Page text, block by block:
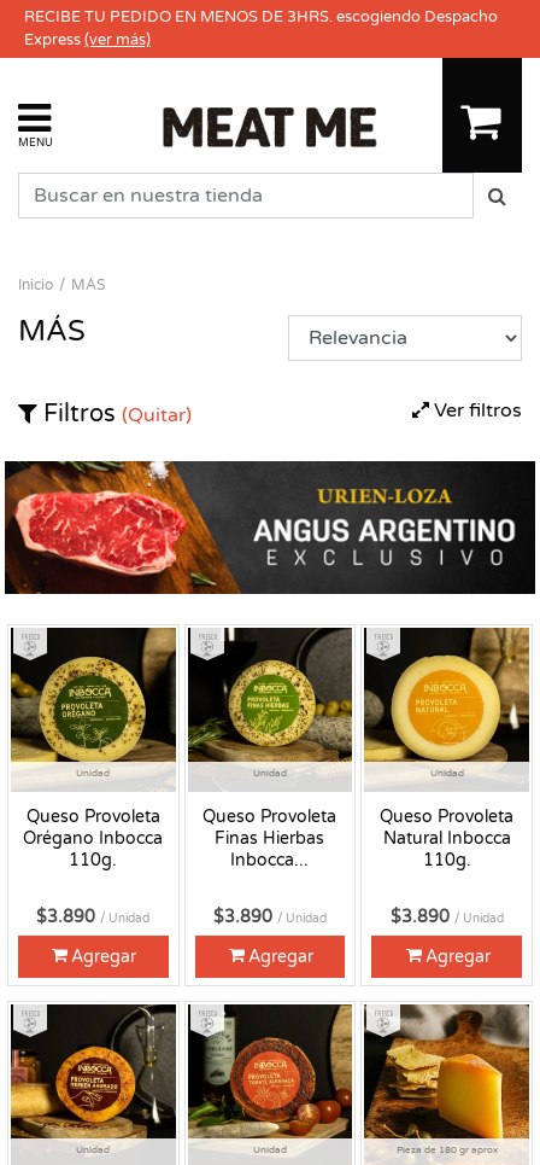
RECIBE TU PEDIDO EN MENOS DE 3HRS. escogiendo Despacho
Express(ver más)
MENU
Inicio MÁS
MÁS
Ver filtros
Filtros (Quitar)
Unidad
Queso Provoleta
Orégano Inbocca
110g.
Fresco
$3.890 / Unidad
Agregar
Unidad
Queso Provoleta
Finas Hierbas
Inbocca...
Fresco
$3.890 / Unidad
Agregar
Unidad
Queso Provoleta
Natural Inbocca
110g.
Fresco
$3.890 / Unidad
Agregar
Unidad
Fresco
Unidad
Fresco
Pieza de 180 gr aprox
Fresco